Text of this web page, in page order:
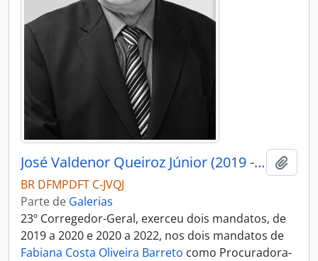
José Valdenor Queiroz Júnior (2019 - 2022)
BR DFMPDFT C-JVQJ
Parte de Galerias
23º Corregedor-Geral, exerceu dois mandatos, de
2019 a 2020 e 2020 a 2022, nos dois mandatos de
Fabiana Costa Oliveira Barreto como Procuradora-